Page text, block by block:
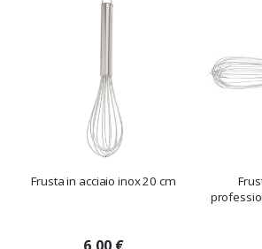
Frusta in acciaio inox 20 cm